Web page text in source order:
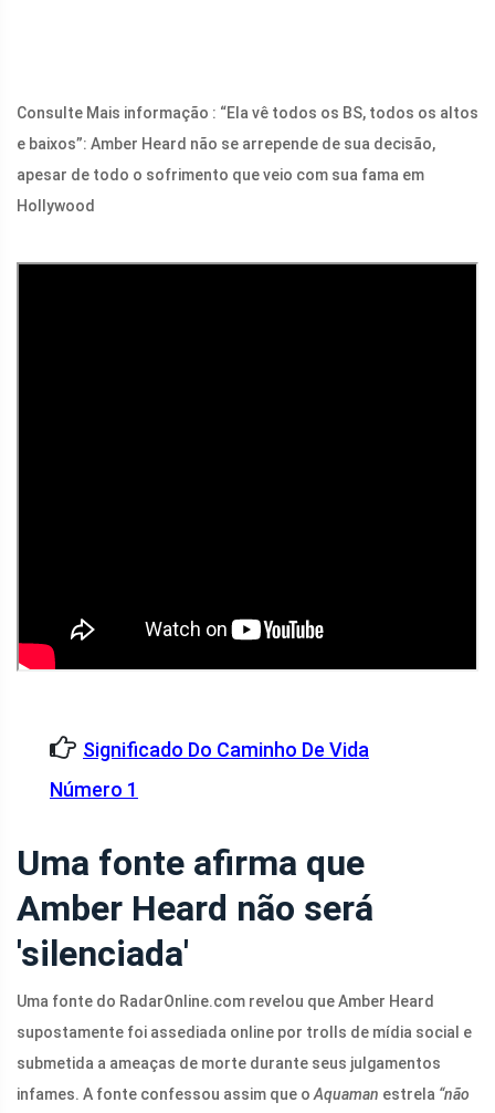
Consulte Mais informação : “Ela vê todos os BS, todos os altos
e baixos”: Amber Heard não se arrepende de sua decisão,
apesar de todo o sofrimento que veio com sua fama em
Hollywood
Significado Do Caminho De Vida
Número 1
Uma fonte afirma que
Amber Heard não será
'silenciada'
Uma fonte do RadarOnline.com revelou que Amber Heard
supostamente foi assediada online por trolls de mídia social e
submetida a ameaças de morte durante seus julgamentos
infames. A fonte confessou assim que o Aquaman estrela “não